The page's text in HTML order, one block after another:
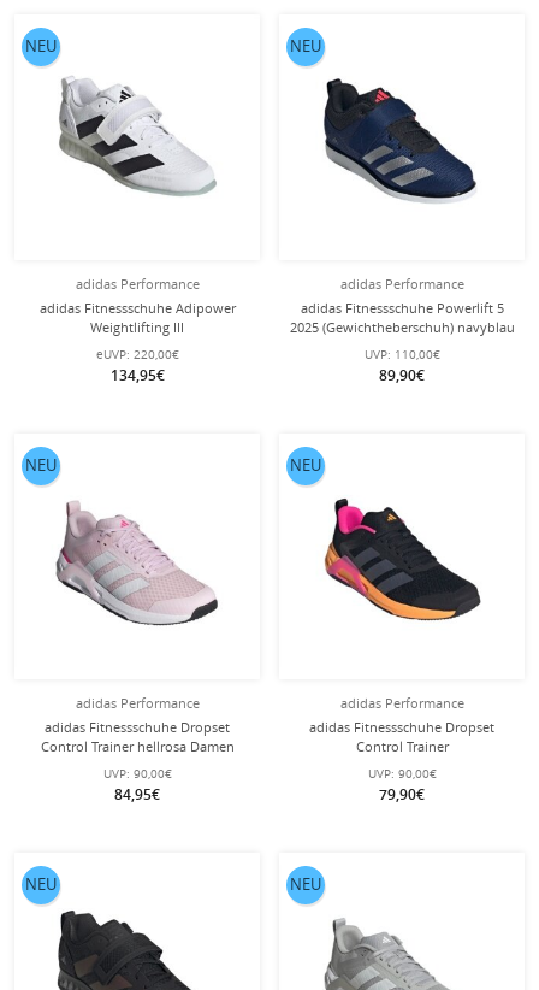
adidas Performance
adidas Fitnessschuhe Adipower
Weightlifting III
(Gewichtheberschuh) 2025
weiss/schwarz Herren
eUVP: 220,00€
134,95€
NEU
adidas Performance
adidas Fitnessschuhe Powerlift 5
2025 (Gewichtheberschuh) navyblau
Herren
UVP: 110,00€
89,90€
NEU
adidas Performance
adidas Fitnessschuhe Dropset
Control Trainer hellrosa Damen
UVP: 90,00€
84,95€
NEU
adidas Performance
adidas Fitnessschuhe Dropset
Control Trainer
schwarz/orange/purplepink Herren
UVP: 90,00€
79,90€
NEU
NEU NEU